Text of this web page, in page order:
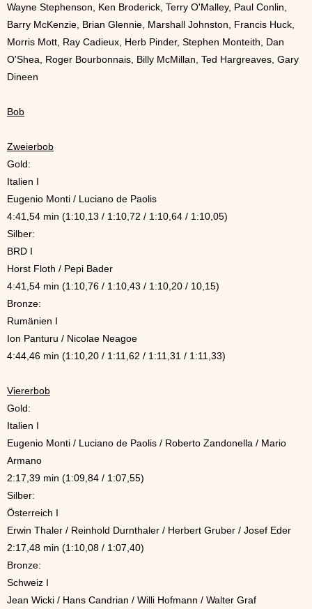
Wayne Stephenson, Ken Broderick, Terry O'Malley, Paul Conlin,
Barry McKenzie, Brian Glennie, Marshall Johnston, Francis Huck,
Morris Mott, Ray Cadieux, Herb Pinder, Stephen Monteith, Dan
O'Shea, Roger Bourbonnais, Billy McMillan, Ted Hargreaves, Gary
Dineen
Bob
Zweierbob
Gold:
Italien I
Eugenio Monti / Luciano de Paolis
4:41,54 min (1:10,13 / 1:10,72 / 1:10,64 / 1:10,05)
Silber:
BRD I
Horst Floth / Pepi Bader
4:41,54 min (1:10,76 / 1:10,43 / 1:10,20 / 10,15)
Bronze:
Rumänien I
Ion Panturu / Nicolae Neagoe
4:44,46 min (1:10,20 / 1:11,62 / 1:11,31 / 1:11,33)
Viererbob
Gold:
Italien I
Eugenio Monti / Luciano de Paolis / Roberto Zandonella / Mario
Armano
2:17,39 min (1:09,84 / 1:07,55)
Silber:
Österreich I
Erwin Thaler / Reinhold Durnthaler / Herbert Gruber / Josef Eder
2:17,48 min (1:10,08 / 1:07,40)
Bronze:
Schweiz I
Jean Wicki / Hans Candrian / Willi Hofmann / Walter Graf